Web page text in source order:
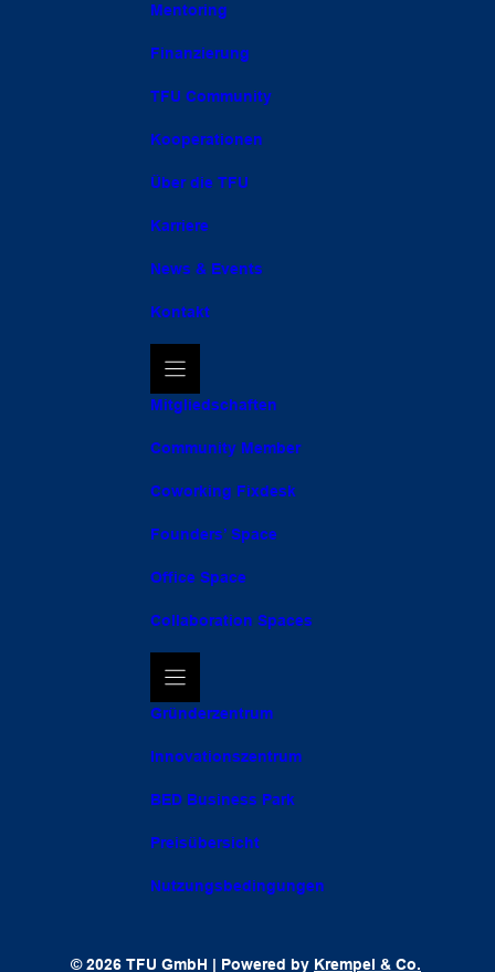
Mentoring
Finanzierung
TFU Community
Kooperationen
Über die TFU
Karriere
News & Events
Kontakt
Mitgliedschaften
Community Member
Coworking Fixdesk
Founders’ Space
Office Space
Collaboration Spaces
Gründerzentrum
Innovationszentrum
BED Business Park
Preisübersicht
Nutzungsbedingungen
© 2026 TFU GmbH | Powered by Krempel & Co.